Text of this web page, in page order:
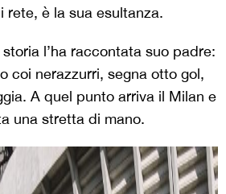
rete, è la sua esultanza.
storia l’ha raccontata suo padre:
coi nerazzurri, segna otto gol,
A quel punto arriva il Milan e
una stretta di mano.